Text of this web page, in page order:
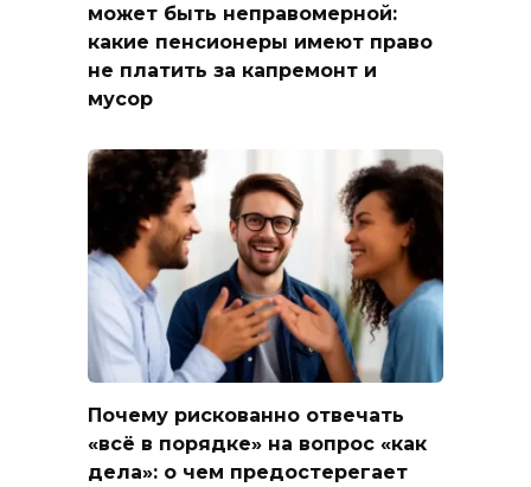
может быть неправомерной:
какие пенсионеры имеют право
не платить за капремонт и
мусор
Почему рискованно отвечать
«всё в порядке» на вопрос «как
дела»: о чем предостерегает